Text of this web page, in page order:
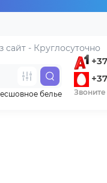
сайт - Круглосуточно
белье